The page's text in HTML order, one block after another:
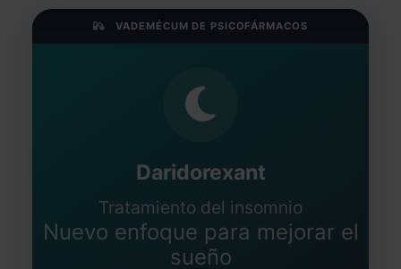
VADEMÉCUM DE PSICOFÁRMACOS
Daridorexant
Tratamiento del insomnio
Nuevo enfoque para mejorar el
sueño